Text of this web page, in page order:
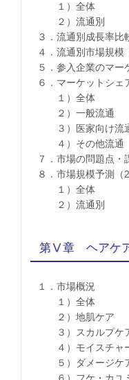
１）全体
２）流通別
３．流通別成長率比
４．流通別市場規模
５．参入企業のマー
６．マーケットシェ
１）全体
２）一般流通
３）医家向け流
４）その他流通
７．市場の問題点・
８．市場規模予測（
１）全体
２）流通別
第Ⅴ章 ヘアケ
１．市場概況
１）全体
２）地肌ケア
３）スカルプケ
４）モイスチャ
５）ダメージケ
６）フケ・カユ